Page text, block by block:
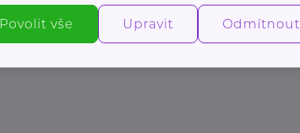
Povolit vše Upravit Odmítnout